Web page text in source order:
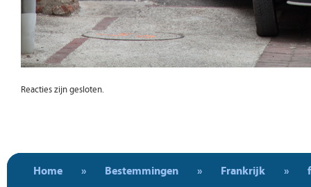
Reacties zijn gesloten.
Home » Bestemmingen » Frankrijk »